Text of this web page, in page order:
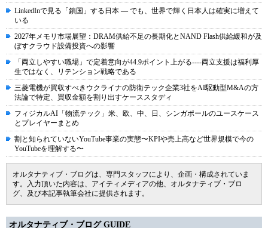
LinkedInで見る「鎖国」する日本 ― でも、世界で輝く日本人は確実に増えて
いる
2027年メモリ市場展望：DRAM供給不足の長期化とNAND Flash供給緩和が及
ぼすクラウド設備投資への影響
「両立しやすい職場」で定着意向が44.9ポイント上がる----両立支援は福利厚
生ではなく、リテンション戦略である
三菱電機が買収すべきウクライナの防衛テック企業3社をAI駆動型M&Aの方
法論で特定、買収金額を割り出すケーススタディ
フィジカルAI「物流テック」米、欧、中、日、シンガポールのユースケース
とプレイヤーまとめ
割と知られていないYouTube事業の実態〜KPIや売上高など世界規模で今の
YouTubeを理解する〜
オルタナティブ・ブログは、専門スタッフにより、企画・構成されていま
す。入力頂いた内容は、アイティメディアの他、オルタナティブ・ブロ
グ、及び本記事執筆会社に提供されます。
オルタナティブ・ブログ GUIDE